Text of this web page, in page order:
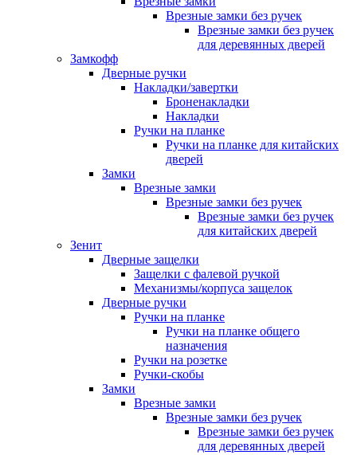
Врезные замки без ручек
Врезные замки без ручек
для деревянных дверей
Замкофф
Дверные ручки
Накладки/завертки
Броненакладки
Накладки
Ручки на планке
Ручки на планке для китайских
дверей
Замки
Врезные замки
Врезные замки без ручек
Врезные замки без ручек
для китайских дверей
Зенит
Дверные защелки
Защелки с фалевой ручкой
Механизмы/корпуса защелок
Дверные ручки
Ручки на планке
Ручки на планке общего
назначения
Ручки на розетке
Ручки-скобы
Замки
Врезные замки
Врезные замки без ручек
Врезные замки без ручек
для деревянных дверей